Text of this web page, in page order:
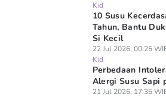
Kid
10 Susu
Tahun, Bantu
Si Kecil
22 Jul 2026, 00:25
Kid
Perbedaan
Alergi Susu Sapi
21 Jul 2026, 17:35